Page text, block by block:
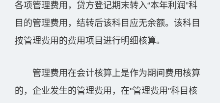
各项管理费用，贷方登记期末转入“本年利润”科
目的管理费用，结转后该科目应无余额。该科目
按管理费用的费用项目进行明细核算。
管理费用在会计核算上是作为期间费用核算
的，企业发生的管理费用，在"管理费用"科目核